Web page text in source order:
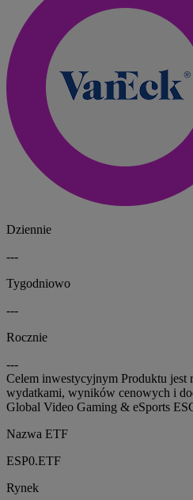
Dziennie
---
Tygodniowo
---
Rocznie
---
Celem inwestycyjnym Produktu jest
wydatkami, wyników cenowych i
Global Video Gaming & eSports
Nazwa ETF
ESP0.ETF
Rynek